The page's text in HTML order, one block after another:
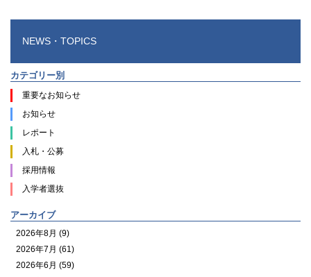
NEWS・TOPICS
カテゴリー別
重要なお知らせ
お知らせ
レポート
入札・公募
採用情報
入学者選抜
アーカイブ
2026年8月 (9)
2026年7月 (61)
2026年6月 (59)